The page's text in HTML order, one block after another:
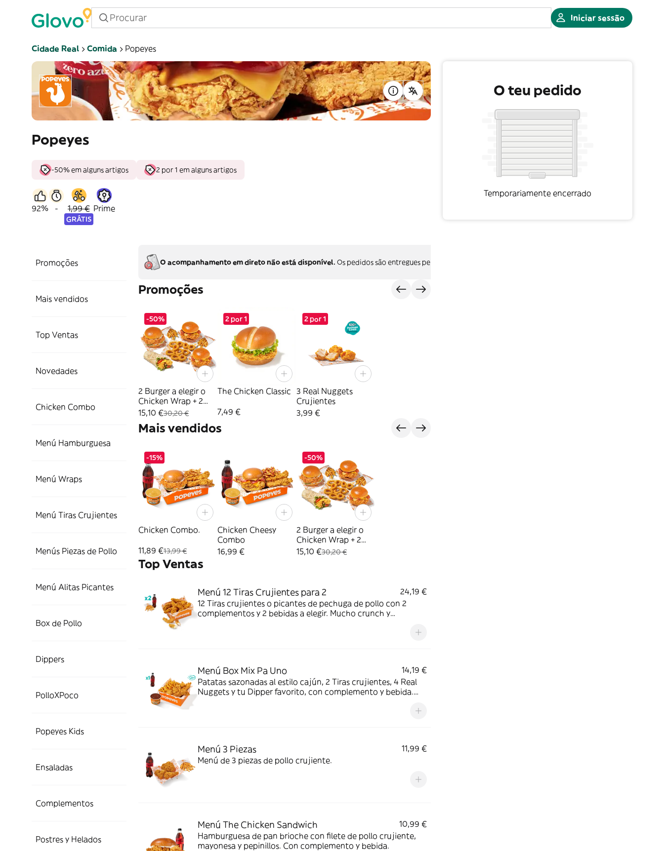
Iniciar sessão
Cidade Real Comida Popeyes
Popeyes
-50% em alguns artigos 2 por 1 em alguns artigos
92% - 1,99 €
GRÁTIS
Prime
Promoções
Mais vendidos
Top Ventas
Novedades
Chicken Combo
Menú Hamburguesa
Menú Wraps
Menú Tiras Crujientes
Menús Piezas de Pollo
Menú Alitas Picantes
Box de Pollo
Dippers
PolloXPoco
Popeyes Kids
Ensaladas
Complementos
Postres y Helados
O acompanhamento em direto não está disponível. Os pedidos são entregues pelo próprio estabelecimento.
Promoções
-50%
2 Burger a elegir o
Chicken Wrap + 2
Patatas + 10 Aros
15,10 €30,20 €
2 por 1
The Chicken Classic
7,49 €
2 por 1
3 Real Nuggets
Crujientes
3,99 €
Mais vendidos
-15%
Chicken Combo.
11,89 €13,99 €
Chicken Cheesy
Combo
16,99 €
-50%
2 Burger a elegir o
Chicken Wrap + 2
Patatas + 10 Aros
15,10 €30,20 €
Top Ventas
Menú 12 Tiras Crujientes para 2
24,19 €
12 Tiras crujientes o picantes de pechuga de pollo con 2
complementos y 2 bebidas a elegir. Mucho crunch y
Menú Box Mix Pa Uno
14,19 €
Patatas sazonadas al estilo cajún, 2 Tiras crujientes, 4 Real
Nuggets y tu Dipper favorito, con complemento y bebida.
Menú 3 Piezas
11,99 €
Menú de 3 piezas de pollo crujiente.
Menú The Chicken Sandwich
10,99 €
Hamburguesa de pan brioche con filete de pollo crujiente,
mayonesa y pepinillos. Con complemento y bebida.
O teu pedido
Temporariamente encerrado